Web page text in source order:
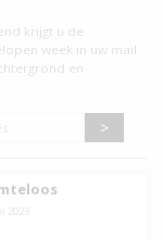
krijgt u de
week in uw mail.
en
2023